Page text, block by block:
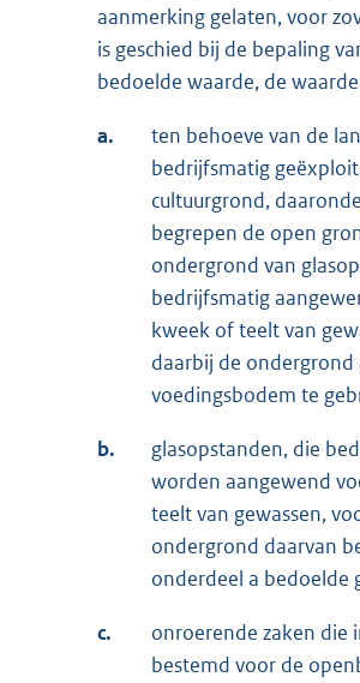
aanmerking gelaten, voor
is geschied bij de bepaling
bedoelde waarde, de
a.
ten behoeve van de
bedrijfsmatig
cultuurgrond,
begrepen de open
ondergrond van
bedrijfsmatig
kweek of teelt van
daarbij de ondergrond
voedingsbodem te
b.
glasopstanden, die
worden aangewend
teelt van gewassen,
ondergrond daarvan
onderdeel a bedoelde
c.
onroerende zaken die
bestemd voor de